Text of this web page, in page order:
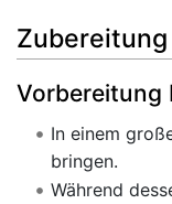
Zubereitung
Vorbereitung
In einem
bringen.
Während